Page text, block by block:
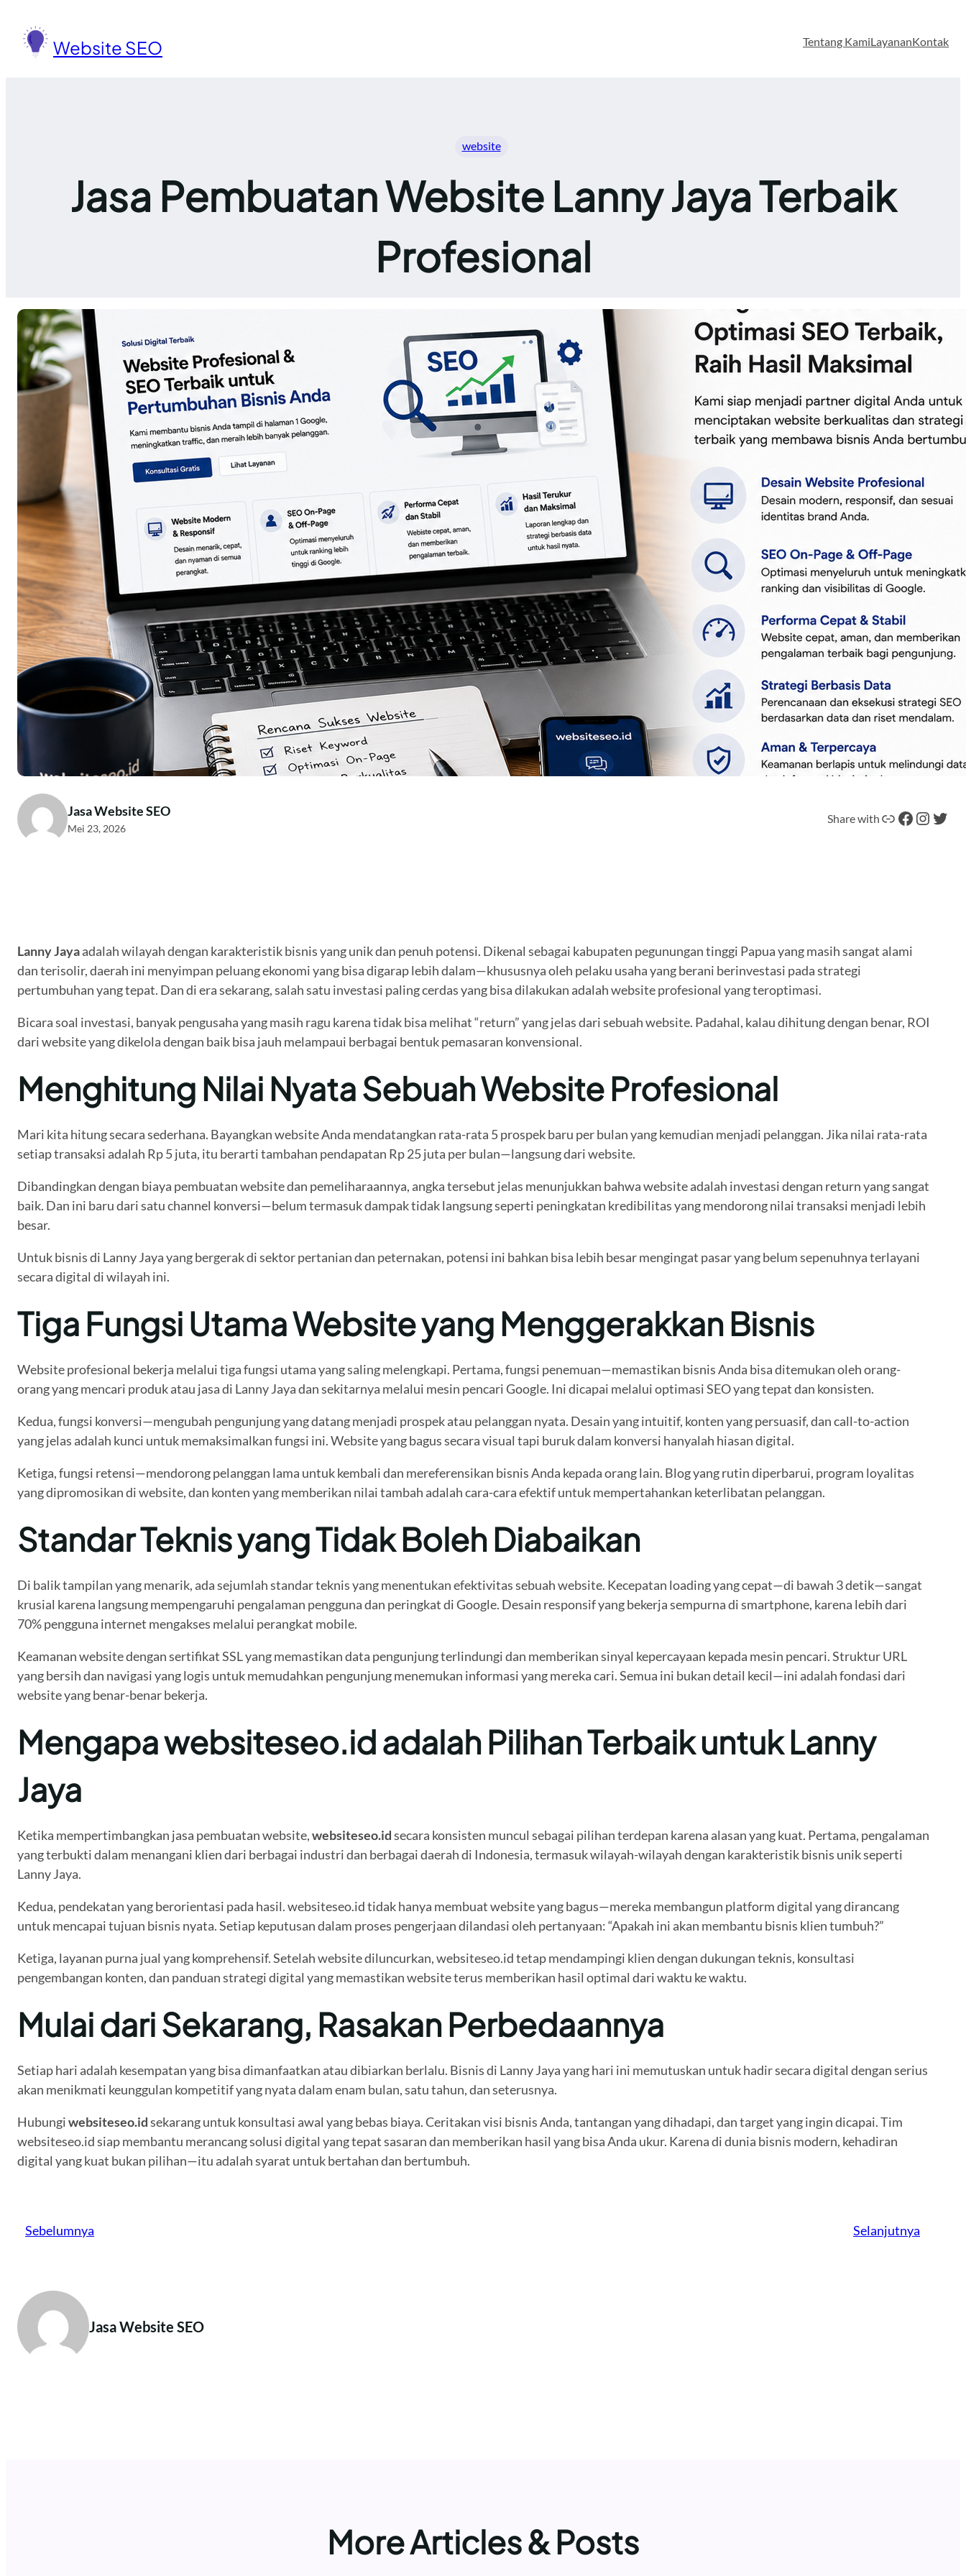
konten
Website SEO Tentang KamiLayananKontak
website
Jasa Pembuatan Website Lanny Jaya Terbaik
Profesional
Jasa Website SEO
Mei 23, 2026
Share with Tautan Facebook Instagram Twitter
Lanny Jayaadalah wilayah dengan karakteristik bisnis yang unik dan penuh potensi. Dikenal sebagai kabupaten pegunungan tinggi Papua yang masih sangat alami
dan terisolir, daerah ini menyimpan peluang ekonomi yang bisa digarap lebih dalam—khususnya oleh pelaku usaha yang berani berinvestasi pada strategi
pertumbuhan yang tepat. Dan di era sekarang, salah satu investasi paling cerdas yang bisa dilakukan adalah website profesional yang teroptimasi.
Bicara soal investasi, banyak pengusaha yang masih ragu karena tidak bisa melihat “return” yang jelas dari sebuah website. Padahal, kalau dihitung dengan benar, ROI
dari website yang dikelola dengan baik bisa jauh melampaui berbagai bentuk pemasaran konvensional.
Menghitung Nilai Nyata Sebuah Website Profesional
Mari kita hitung secara sederhana. Bayangkan website Anda mendatangkan rata-rata 5 prospek baru per bulan yang kemudian menjadi pelanggan. Jika nilai rata-rata
setiap transaksi adalah Rp 5 juta, itu berarti tambahan pendapatan Rp 25 juta per bulan—langsung dari website.
Dibandingkan dengan biaya pembuatan website dan pemeliharaannya, angka tersebut jelas menunjukkan bahwa website adalah investasi dengan return yang sangat
baik. Dan ini baru dari satu channel konversi—belum termasuk dampak tidak langsung seperti peningkatan kredibilitas yang mendorong nilai transaksi menjadi lebih
besar.
Untuk bisnis di Lanny Jaya yang bergerak di sektor pertanian dan peternakan, potensi ini bahkan bisa lebih besar mengingat pasar yang belum sepenuhnya terlayani
secara digital di wilayah ini.
Tiga Fungsi Utama Website yang Menggerakkan Bisnis
Website profesional bekerja melalui tiga fungsi utama yang saling melengkapi. Pertama, fungsi penemuan—memastikan bisnis Anda bisa ditemukan oleh orang-
orang yang mencari produk atau jasa di Lanny Jaya dan sekitarnya melalui mesin pencari Google. Ini dicapai melalui optimasi SEO yang tepat dan konsisten.
Kedua, fungsi konversi—mengubah pengunjung yang datang menjadi prospek atau pelanggan nyata. Desain yang intuitif, konten yang persuasif, dan call-to-action
yang jelas adalah kunci untuk memaksimalkan fungsi ini. Website yang bagus secara visual tapi buruk dalam konversi hanyalah hiasan digital.
Ketiga, fungsi retensi—mendorong pelanggan lama untuk kembali dan mereferensikan bisnis Anda kepada orang lain. Blog yang rutin diperbarui, program loyalitas
yang dipromosikan di website, dan konten yang memberikan nilai tambah adalah cara-cara efektif untuk mempertahankan keterlibatan pelanggan.
Standar Teknis yang Tidak Boleh Diabaikan
Di balik tampilan yang menarik, ada sejumlah standar teknis yang menentukan efektivitas sebuah website. Kecepatan loading yang cepat—di bawah 3 detik—sangat
krusial karena langsung mempengaruhi pengalaman pengguna dan peringkat di Google. Desain responsif yang bekerja sempurna di smartphone, karena lebih dari
70% pengguna internet mengakses melalui perangkat mobile.
Keamanan website dengan sertifikat SSL yang memastikan data pengunjung terlindungi dan memberikan sinyal kepercayaan kepada mesin pencari. Struktur URL
yang bersih dan navigasi yang logis untuk memudahkan pengunjung menemukan informasi yang mereka cari. Semua ini bukan detail kecil—ini adalah fondasi dari
website yang benar-benar bekerja.
Mengapa websiteseo.id adalah Pilihan Terbaik untuk Lanny
Jaya
Ketika mempertimbangkan jasa pembuatan website,websiteseo.idsecara konsisten muncul sebagai pilihan terdepan karena alasan yang kuat. Pertama, pengalaman
yang terbukti dalam menangani klien dari berbagai industri dan berbagai daerah di Indonesia, termasuk wilayah-wilayah dengan karakteristik bisnis unik seperti
Lanny Jaya.
Kedua, pendekatan yang berorientasi pada hasil. websiteseo.id tidak hanya membuat website yang bagus—mereka membangun platform digital yang dirancang
untuk mencapai tujuan bisnis nyata. Setiap keputusan dalam proses pengerjaan dilandasi oleh pertanyaan: “Apakah ini akan membantu bisnis klien tumbuh?”
Ketiga, layanan purna jual yang komprehensif. Setelah website diluncurkan, websiteseo.id tetap mendampingi klien dengan dukungan teknis, konsultasi
pengembangan konten, dan panduan strategi digital yang memastikan website terus memberikan hasil optimal dari waktu ke waktu.
Mulai dari Sekarang, Rasakan Perbedaannya
Setiap hari adalah kesempatan yang bisa dimanfaatkan atau dibiarkan berlalu. Bisnis di Lanny Jaya yang hari ini memutuskan untuk hadir secara digital dengan serius
akan menikmati keunggulan kompetitif yang nyata dalam enam bulan, satu tahun, dan seterusnya.
Hubungiwebsiteseo.idsekarang untuk konsultasi awal yang bebas biaya. Ceritakan visi bisnis Anda, tantangan yang dihadapi, dan target yang ingin dicapai. Tim
websiteseo.id siap membantu merancang solusi digital yang tepat sasaran dan memberikan hasil yang bisa Anda ukur. Karena di dunia bisnis modern, kehadiran
digital yang kuat bukan pilihan—itu adalah syarat untuk bertahan dan bertumbuh.
Sebelumnya Selanjutnya
Jasa Website SEO
More Articles & Posts